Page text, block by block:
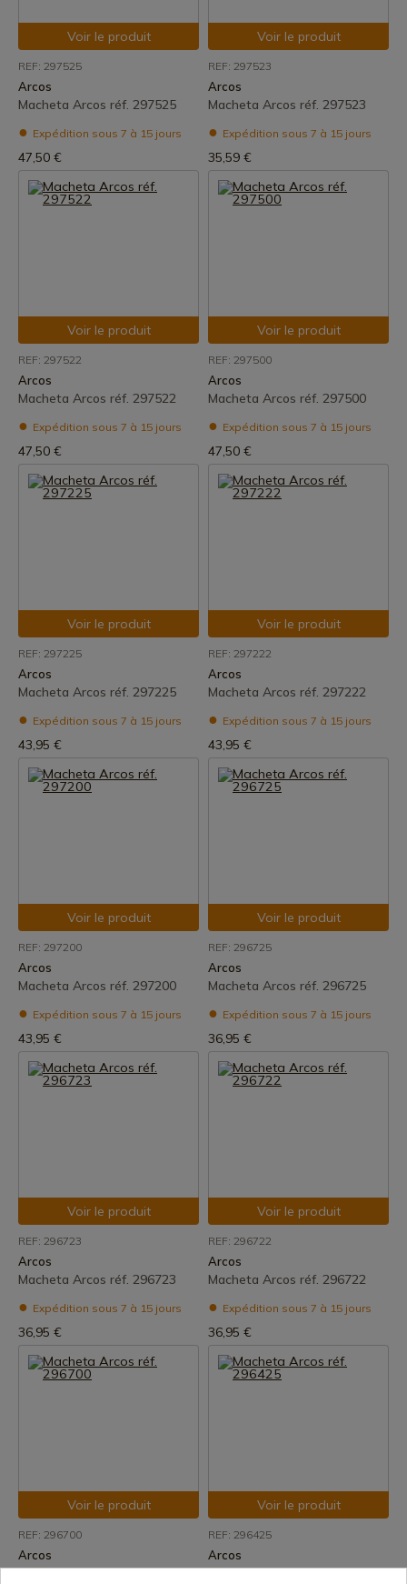
Voir le produit
REF: 297525
Arcos
Macheta Arcos réf. 297525
Expédition sous 7 à 15 jours
47,50 €
Voir le produit
REF: 297523
Arcos
Macheta Arcos réf. 297523
Expédition sous 7 à 15 jours
35,59 €
Voir le produit
REF: 297522
Arcos
Macheta Arcos réf. 297522
Expédition sous 7 à 15 jours
47,50 €
Voir le produit
REF: 297500
Arcos
Macheta Arcos réf. 297500
Expédition sous 7 à 15 jours
47,50 €
Voir le produit
REF: 297225
Arcos
Macheta Arcos réf. 297225
Expédition sous 7 à 15 jours
43,95 €
Voir le produit
REF: 297222
Arcos
Macheta Arcos réf. 297222
Expédition sous 7 à 15 jours
43,95 €
Voir le produit
REF: 297200
Arcos
Macheta Arcos réf. 297200
Expédition sous 7 à 15 jours
43,95 €
Voir le produit
REF: 296725
Arcos
Macheta Arcos réf. 296725
Expédition sous 7 à 15 jours
36,95 €
Voir le produit
REF: 296723
Arcos
Macheta Arcos réf. 296723
Expédition sous 7 à 15 jours
36,95 €
Voir le produit
REF: 296722
Arcos
Macheta Arcos réf. 296722
Expédition sous 7 à 15 jours
36,95 €
Voir le produit
REF: 296700
Arcos
Macheta Arcos réf. 296700
Voir le produit
REF: 296425
Arcos
Macheta Arcos réf. 296425